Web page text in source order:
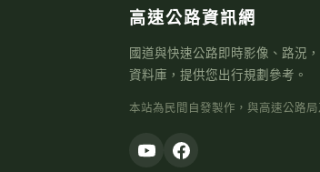
高速公路資訊網
國道與快速公路即時影像、路況
資料庫，提供您出行規劃參考。
本站為民間自發製作，與高速公路局